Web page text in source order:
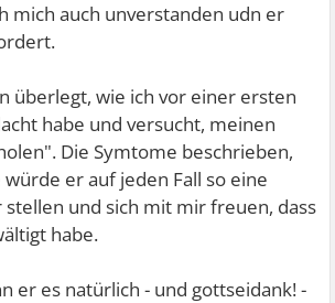
mich auch unverstanden udn er
überlegt, wie ich vor einer ersten
habe und versucht, meinen
Die Symtome beschrieben,
er auf jeden Fall so eine
stellen und sich mit mir freuen, dass
habe.
er es natürlich - und gottseidank! -